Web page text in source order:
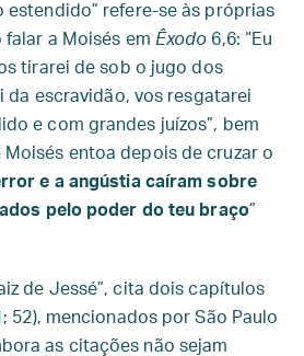
refere-se às próprias
falar a Moisés em Êxodo 6,6: “Eu
tirarei de sob o jugo dos
da escravidão, vos resgatarei
e com grandes juízos”, bem
entoa depois de cruzar o
e a angústia caíram sobre
pelo poder do teu braço”
de Jessé”, cita dois capítulos
52), mencionados por São Paulo
as citações não sejam